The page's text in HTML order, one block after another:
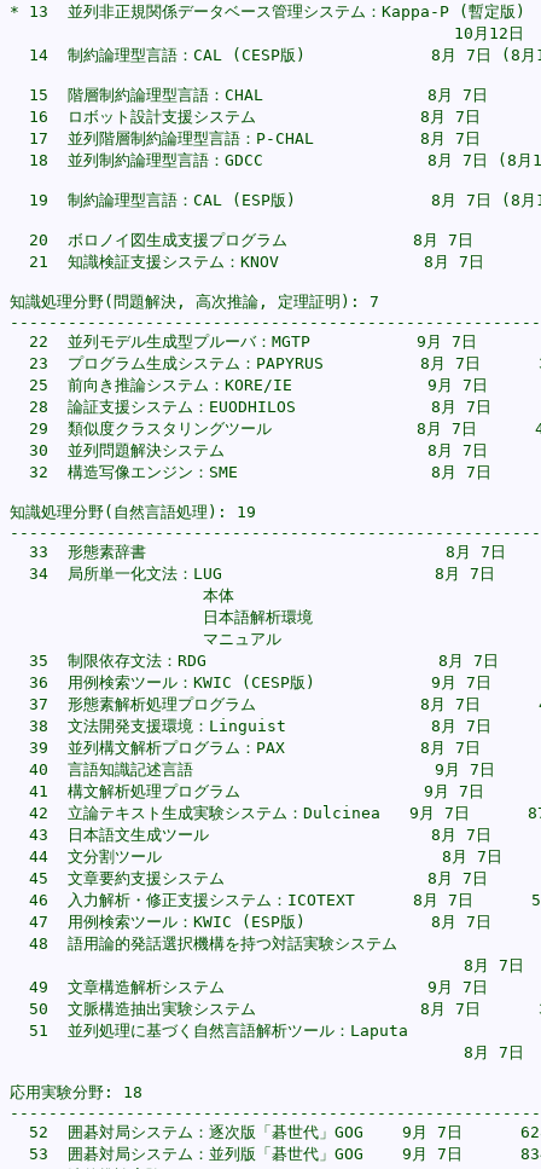
* 13  並列非正規関係データベース管理システム：Kappa-P (暫定版)
10月12日
14  制約論理型言語：CAL (CESP版)             8月 7日 (8月
15  階層制約論理型言語：CHAL                 8月 7日
16  ロボット設計支援システム                 8月 7日
17  並列階層制約論理型言語：P-CHAL           8月 7日
18  並列制約論理型言語：GDCC                 8月 7日 (8月
19  制約論理型言語：CAL (ESP版)              8月 7日 (8月
20  ボロノイ図生成支援プログラム             8月 7日
21  知識検証支援システム：KNOV               8月 7日
知識処理分野(問題解決, 高次推論, 定理証明): 7
22  並列モデル生成型プルーバ：MGTP           9月 7日
23  プログラム生成システム：PAPYRUS          8月 7日
25  前向き推論システム：KORE/IE              9月 7日
28  論証支援システム：EUODHILOS              8月 7日
29  類似度クラスタリングツール               8月 7日
30  並列問題解決システム                     8月 7日
32  構造写像エンジン：SME                    8月 7日
知識処理分野(自然言語処理): 19
33  形態素辞書                               8月 7日
  34  局所単一化文法：LUG                      8月 7日
本体
日本語解析環境
マニュアル
35  制限依存文法：RDG                        8月 7日
36  用例検索ツール：KWIC (CESP版)            9月 7日
37  形態素解析処理プログラム                 8月 7日
38  文法開発支援環境：Linguist               8月 7日
39  並列構文解析プログラム：PAX              8月 7日
40  言語知識記述言語                         9月 7日
41  構文解析処理プログラム                   9月 7日
42  立論テキスト生成実験システム：Dulcinea   9月 7日
43  日本語文生成ツール                       8月 7日
44  文分割ツール                             8月 7日
45  文章要約支援システム                     8月 7日
46  入力解析・修正支援システム：ICOTEXT      8月 7日
47  用例検索ツール：KWIC (ESP版)             8月 7日
  48  語用論的発話選択機構を持つ対話実験システム
8月 7日
49  文章構造解析システム                     9月 7日
50  文脈構造抽出実験システム                 8月 7日
  51  並列処理に基づく自然言語解析ツール：Laputa
8月 7日
応用実験分野: 18
52  囲碁対局システム：逐次版「碁世代」GOG    9月 7日
53  囲碁対局システム：並列版「碁世代」GOG    9月 7日